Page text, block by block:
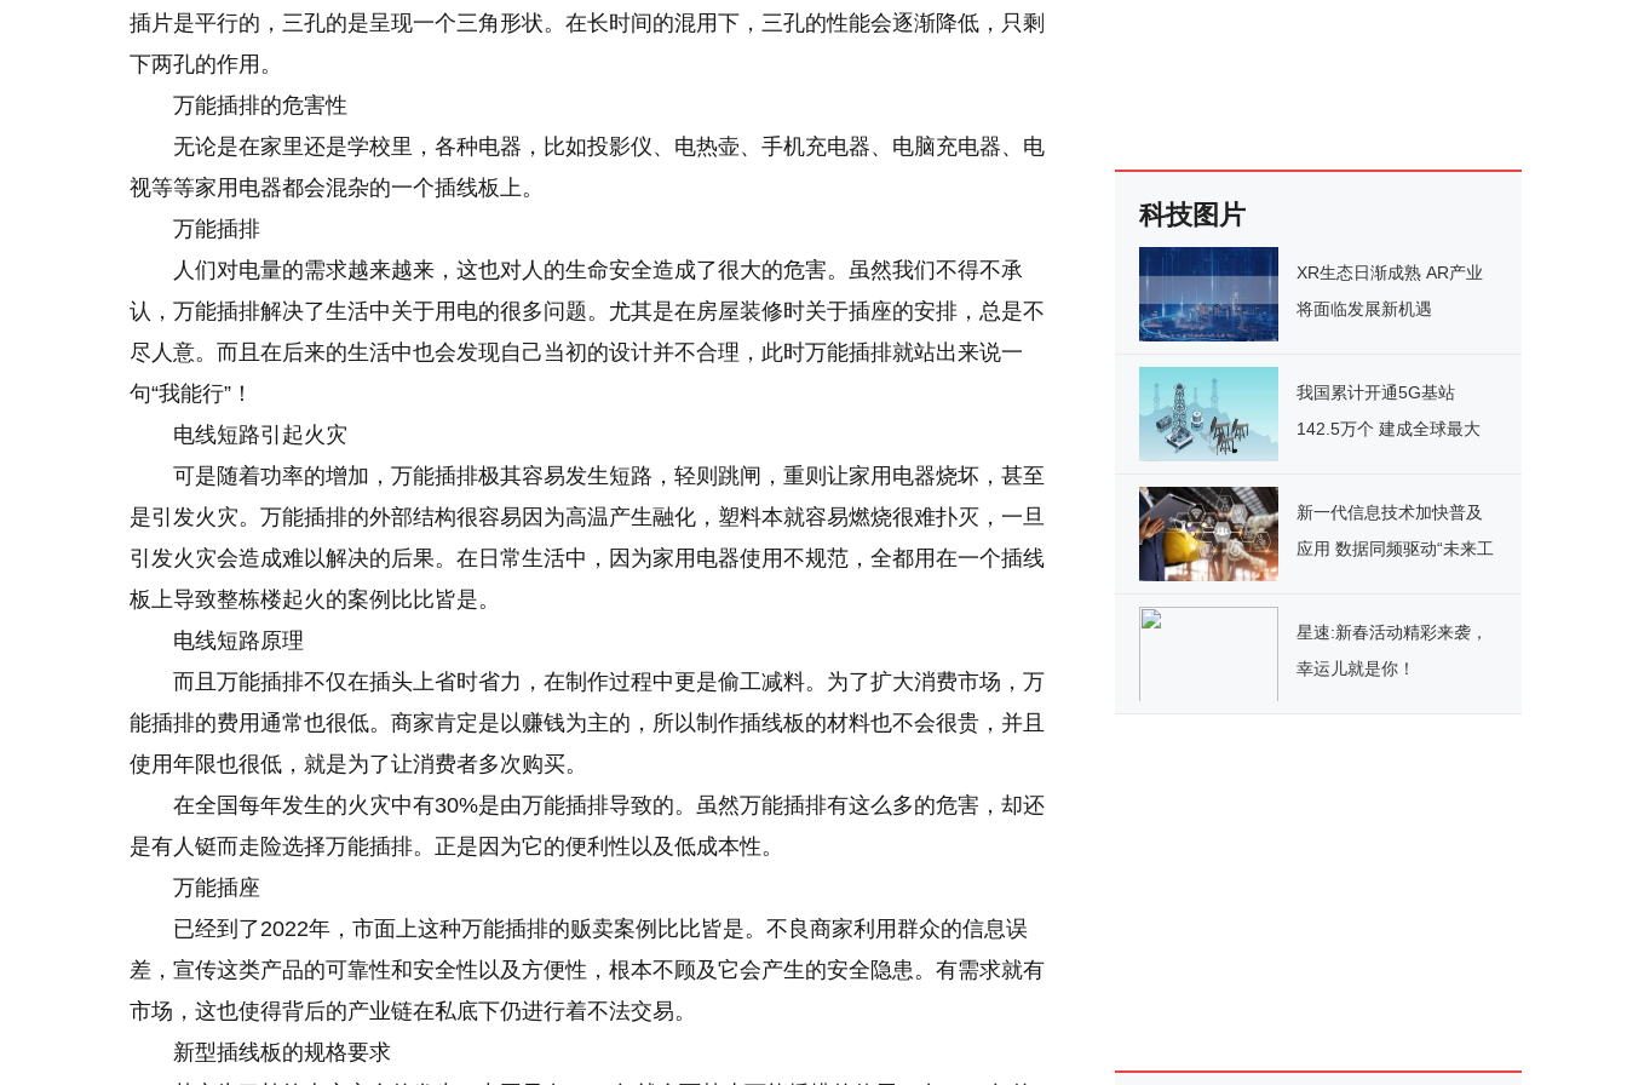
插片是平行的，三孔的是呈现一个三角形状。在长时间的混用下，三孔的性能会逐渐降低，只剩
下两孔的作用。
万能插排的危害性
无论是在家里还是学校里，各种电器，比如投影仪、电热壶、手机充电器、电脑充电器、电
视等等家用电器都会混杂的一个插线板上。
万能插排
人们对电量的需求越来越来，这也对人的生命安全造成了很大的危害。虽然我们不得不承
认，万能插排解决了生活中关于用电的很多问题。尤其是在房屋装修时关于插座的安排，总是不
尽人意。而且在后来的生活中也会发现自己当初的设计并不合理，此时万能插排就站出来说一
句“我能行”！
电线短路引起火灾
可是随着功率的增加，万能插排极其容易发生短路，轻则跳闸，重则让家用电器烧坏，甚至
是引发火灾。万能插排的外部结构很容易因为高温产生融化，塑料本就容易燃烧很难扑灭，一旦
引发火灾会造成难以解决的后果。在日常生活中，因为家用电器使用不规范，全都用在一个插线
板上导致整栋楼起火的案例比比皆是。
电线短路原理
而且万能插排不仅在插头上省时省力，在制作过程中更是偷工减料。为了扩大消费市场，万
能插排的费用通常也很低。商家肯定是以赚钱为主的，所以制作插线板的材料也不会很贵，并且
使用年限也很低，就是为了让消费者多次购买。
在全国每年发生的火灾中有30%是由万能插排导致的。虽然万能插排有这么多的危害，却还
是有人铤而走险选择万能插排。正是因为它的便利性以及低成本性。
万能插座
已经到了2022年，市面上这种万能插排的贩卖案例比比皆是。不良商家利用群众的信息误
差，宣传这类产品的可靠性和安全性以及方便性，根本不顾及它会产生的安全隐患。有需求就有
市场，这也使得背后的产业链在私底下仍进行着不法交易。
新型插线板的规格要求
科技图片
XR生态日渐成熟 AR产业
将面临发展新机遇
我国累计开通5G基站
142.5万个 建成全球最大
新一代信息技术加快普及
应用 数据同频驱动“未来工
星速:新春活动精彩来袭，
幸运儿就是你！